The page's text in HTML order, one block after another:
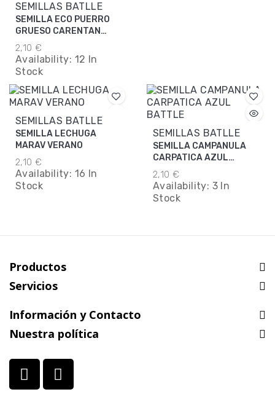
SEMILLAS BATLLE
SEMILLA ECO PUERRO
GRUESO CARENTAN
BATTLE
2,10 €
Availability: 12 In
Stock
SEMILLAS BATLLE
SEMILLA LECHUGA
MARAV VERANO
2,10 €
Availability: 16 In
Stock
SEMILLAS BATLLE
SEMILLA CAMPANULA
CARPATICA AZUL
BATTLE
2,10 €
Availability: 3 In
Stock
Productos
Servicios
Información y Contacto
Nuestra política